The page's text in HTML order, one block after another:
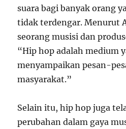
suara bagi banyak orang
tidak terdengar. Menurut
seorang musisi dan
“Hip hop adalah medium
menyampaikan pesan-
masyarakat.”
Selain itu, hip hop juga
perubahan dalam gaya